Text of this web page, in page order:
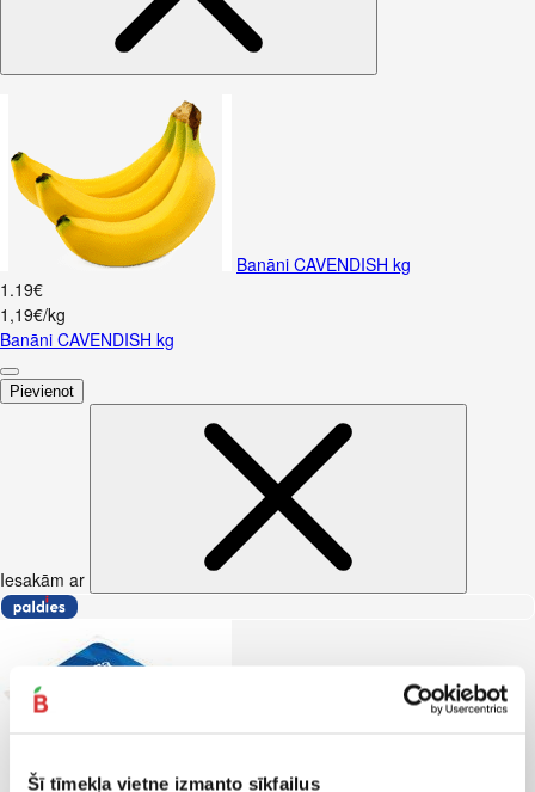
Šī tīmekļa vietne izmanto sīkfailus
Banāni CAVENDISH kg
1 .19€
1,19€/kg
Banāni CAVENDISH kg
Pievienot
Iesakām ar